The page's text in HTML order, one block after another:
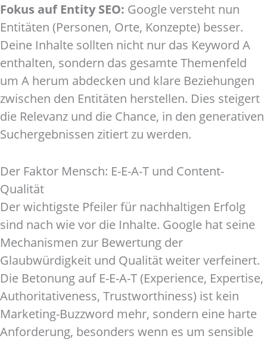
Fokus auf Entity SEO: Google versteht nun
Entitäten (Personen, Orte, Konzepte) besser.
Deine Inhalte sollten nicht nur das Keyword A
enthalten, sondern das gesamte Themenfeld
um A herum abdecken und klare Beziehungen
zwischen den Entitäten herstellen. Dies steigert
die Relevanz und die Chance, in den generativen
Suchergebnissen zitiert zu werden.
Der Faktor Mensch: E-E-A-T und Content-
Qualität
Der wichtigste Pfeiler für nachhaltigen Erfolg
sind nach wie vor die Inhalte. Google hat seine
Mechanismen zur Bewertung der
Glaubwürdigkeit und Qualität weiter verfeinert.
Die Betonung auf E-E-A-T (Experience, Expertise,
Authoritativeness, Trustworthiness) ist kein
Marketing-Buzzword mehr, sondern eine harte
Anforderung, besonders wenn es um sensible